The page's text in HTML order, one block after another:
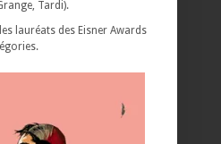
Tardi).
lauréats des Eisner Awards